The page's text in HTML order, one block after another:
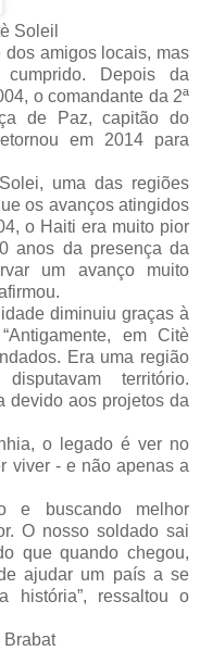
Soleil
dos amigos locais, mas
Depois da
o comandante da 2ª
de Paz, capitão do
em 2014 para
uma das regiões
os avanços atingidos
o Haiti era muito pior
anos da presença da
um avanço muito
diminuiu graças à
em Citè
Era uma região
território.
devido aos projetos da
o legado é ver no
viver - e não apenas a
e buscando melhor
O nosso soldado sai
que quando chegou,
ajudar um país a se
história”, ressaltou o
Brabat